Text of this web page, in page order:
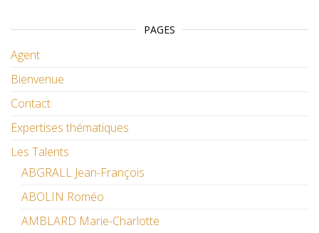
PAGES
Agent
Bienvenue
Contact
Expertises thématiques
Les Talents
ABGRALL Jean-François
ABOLIN Roméo
AMBLARD Marie-Charlotte